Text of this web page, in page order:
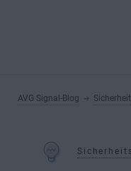
AVG Signal-Blog Sicherheit